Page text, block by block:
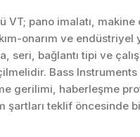
VT; pano imalatı,
onarım ve endüstriyel
seri, bağlantı tipi ve
Bass
gerilimi, haberleşme
şartları teklif öncesinde